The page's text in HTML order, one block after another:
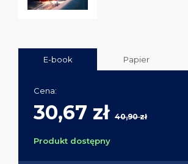
E-book Papier
Cena:
30,67 zł 40,90 zł
Produkt dostępny